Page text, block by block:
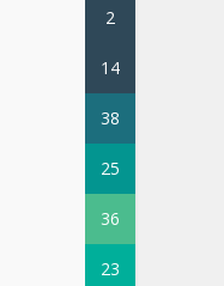
2
14
38
25
36
23